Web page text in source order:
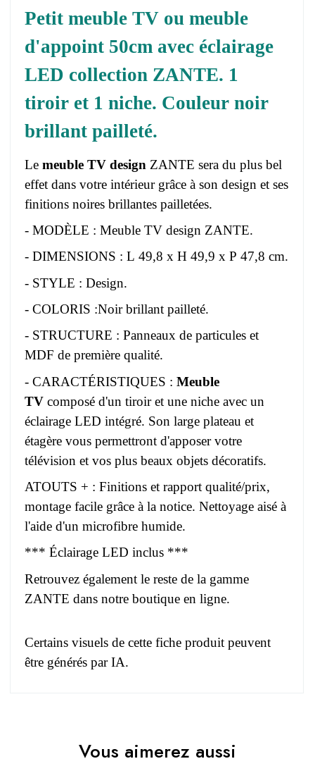
Petit meuble TV ou meuble
d'appoint 50cm avec éclairage
LED collection ZANTE. 1
tiroir et 1 niche. Couleur noir
brillant pailleté.
Le meuble TV design ZANTE sera du plus bel
effet dans votre intérieur grâce à son design et ses
finitions noires brillantes pailletées.
- MODÈLE : Meuble TV design ZANTE.
- DIMENSIONS : L 49,8 x H 49,9 x P 47,8 cm.
- STYLE : Design.
- COLORIS :Noir brillant pailleté.
- STRUCTURE : Panneaux de particules et
MDF de première qualité.
- CARACTÉRISTIQUES : Meuble
TV composé d'un tiroir et une niche avec un
éclairage LED intégré. Son large plateau et
étagère vous permettront d'apposer votre
télévision et vos plus beaux objets décoratifs.
ATOUTS + : Finitions et rapport qualité/prix,
montage facile grâce à la notice. Nettoyage aisé à
l'aide d'un microfibre humide.
*** Éclairage LED inclus ***
Retrouvez également le reste de la gamme
ZANTE dans notre boutique en ligne.
Certains visuels de cette fiche produit peuvent
être générés par IA.
Adulte
Vous devez vous connecter pour laisser un avis
Vous aimerez aussi